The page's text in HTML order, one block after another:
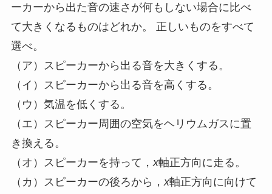
ーカーから出た音の速さが何もしない場合に比べ
て大きくなるものはどれか。 正しいものをすべて
選べ。
（ア）スピーカーから出る音を大きくする。
（イ）スピーカーから出る音を高くする。
（ウ）気温を低くする。
（エ）スピーカー周囲の空気をヘリウムガスに置
き換える。
（オ）スピーカーを持って， x軸正方向に走る。
（カ）スピーカーの後ろから， x軸正方向に向けて